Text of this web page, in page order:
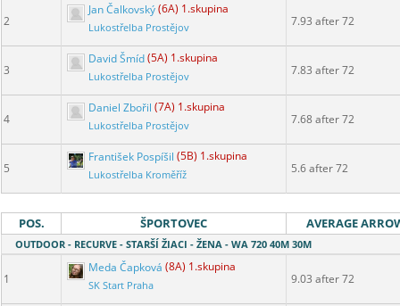
2
Jan Čalkovský(6A) 1.skupina
Lukostřelba Prostějov 7.93 after 72
3
David Šmíd(5A) 1.skupina
Lukostřelba Prostějov 7.83 after 72
4
Daniel Zbořil (7A) 1.skupina
Lukostřelba Prostějov 7.68 after 72
5
František Pospíšil (5B) 1.skupina
Lukostřelba Kroměříž 5.6 after 72
POS. ŠPORTOVEC AVERAGE
OUTDOOR - RECURVE - STARŠÍ ŽIACI - ŽENA - WA 720 40M 30M
1
Meda Čapková (8A) 1.skupina
SK Start Praha 9.03 after 72